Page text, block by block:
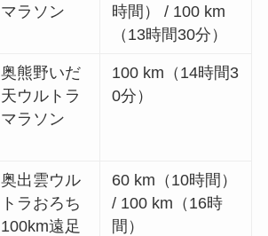
マラソン
時間） / 100 km
（13時間30分）
奥熊野いだ
天ウルトラ
マラソン
100 km（14時間3
0分）
奥出雲ウル
トラおろち
100km遠足
60 km（10時間）
/ 100 km（16時
間）